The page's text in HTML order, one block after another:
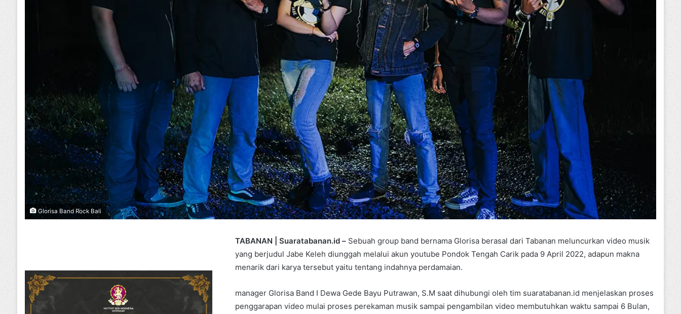
Glorisa Band Rock Bali
TABANAN | Suaratabanan.id – Sebuah group band bernama Glorisa berasal dari Tabanan meluncurkan video musik
yang berjudul Jabe Keleh diunggah melalui akun youtube Pondok Tengah Carik pada 9 April 2022, adapun makna
menarik dari karya tersebut yaitu tentang indahnya perdamaian.
manager Glorisa Band I Dewa Gede Bayu Putrawan, S.M saat dihubungi oleh tim suaratabanan.id menjelaskan proses
penggarapan video mulai proses perekaman musik sampai pengambilan video membutuhkan waktu sampai 6 Bulan,